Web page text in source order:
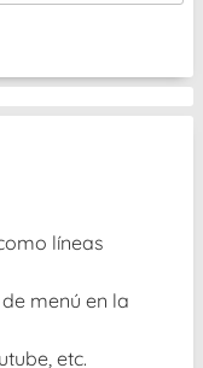
líneas
menú en la
etc.